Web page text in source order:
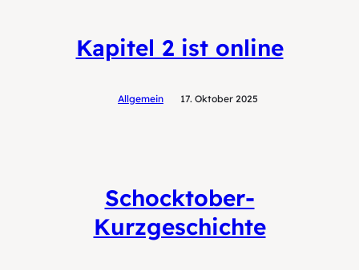
Kapitel 2 ist online
Allgemein 17. Oktober 2025
Schocktober-
Kurzgeschichte